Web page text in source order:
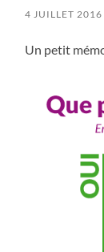
4 JUILLET 2016
Un petit